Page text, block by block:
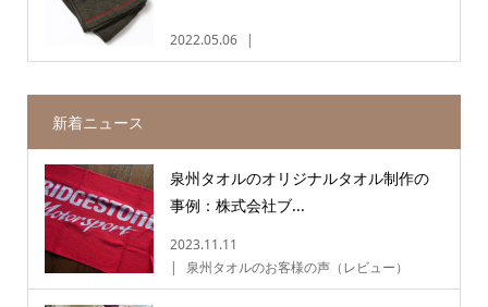
2022.05.06
新着ニュース
泉州タオルのオリジナルタオル制作の
事例：株式会社ブ...
2023.11.11
泉州タオルのお客様の声（レビュー）